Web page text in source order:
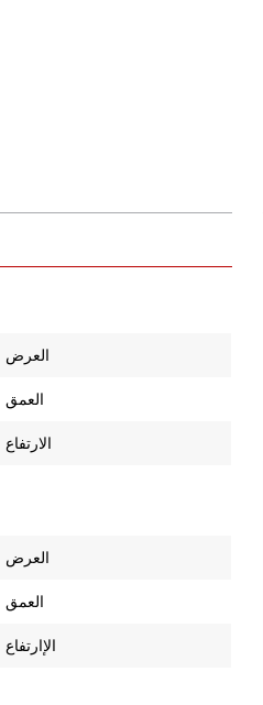
العرض
العمق
الارتفاع
العرض
العمق
الإارتفاع